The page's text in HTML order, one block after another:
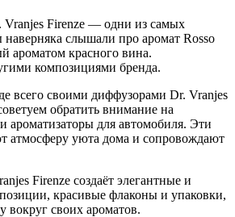
Firenze — одни из самых
слышали про аромат Rosso
ароматом красного вина.
композициями бренда.
всего своими диффузорами Dr. Vranjes
обратить внимание на
ароматизаторы для автомобиля. Эти
атмосферу уюта дома и сопровождают
Firenze создаёт элегантные и
красивые флаконы и упаковки,
вокруг своих ароматов.